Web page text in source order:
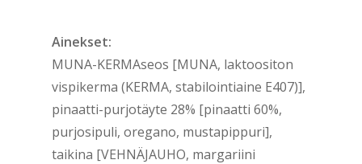
Ainekset:
MUNA-KERMAseos [MUNA, laktoositon
vispikerma (KERMA, stabilointiaine E407)],
pinaatti-purjotäyte 28% [pinaatti 60%,
purjosipuli, oregano, mustapippuri],
taikina [VEHNÄJAUHO, margariini